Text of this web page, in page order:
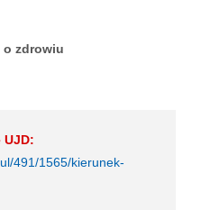
o zdrowiu
491/1565/kierunek-